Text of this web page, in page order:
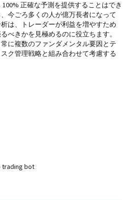
正確な予測を提供することはでき
今ごろ多くの人が億万長者になって
は、トレーダーが利益を増やすため
べきかを見極めるのに役立ちます。
に複数のファンダメンタル要因とテ
ク管理戦略と組み合わせて考慮する
trading bot